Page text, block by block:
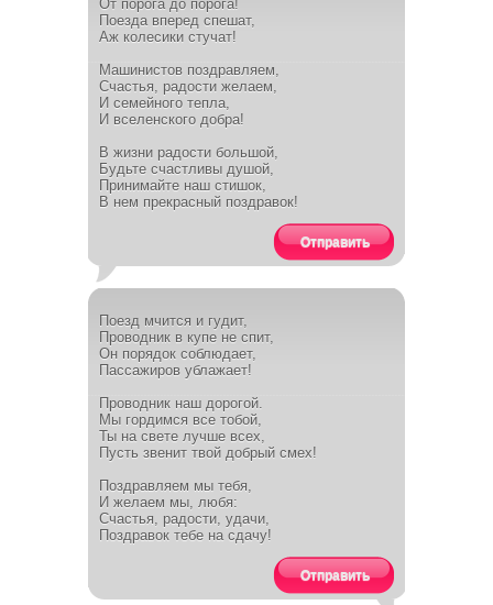
От порога до порога!
Поезда вперед спешат,
Аж колесики стучат!
Машинистов поздравляем,
Счастья, радости желаем,
И семейного тепла,
И вселенского добра!
В жизни радости большой,
Будьте счастливы душой,
Принимайте наш стишок,
В нем прекрасный поздравок!
Отправить
Поезд мчится и гудит,
Проводник в купе не спит,
Он порядок соблюдает,
Пассажиров ублажает!
Проводник наш дорогой.
Мы гордимся все тобой,
Ты на свете лучше всех,
Пусть звенит твой добрый смех!
Поздравляем мы тебя,
И желаем мы, любя:
Счастья, радости, удачи,
Поздравок тебе на сдачу!
Отправить